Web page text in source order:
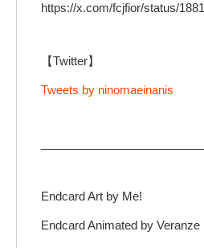
https://x.com/fcjfior/status/
【Twitter】
Tweets by ninomaeinanis
Endcard Art by Me!
Endcard Animated by Veranze